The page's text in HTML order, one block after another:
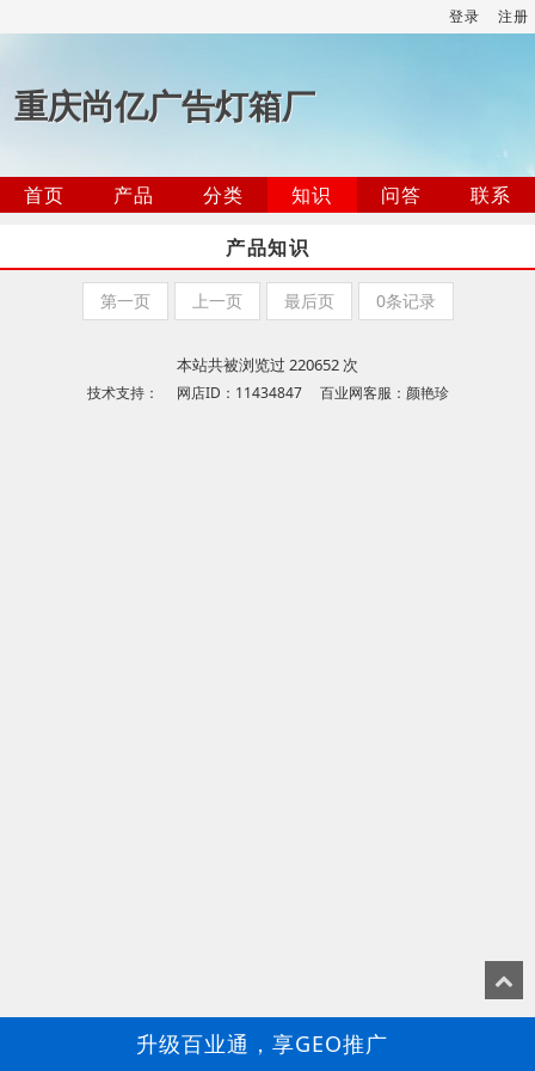
登录 注册
重庆尚亿广告灯箱厂
首页 产品 分类 知识 问答
联系
产品知识
第一页 上一页 最后页 0条记录
本站共被浏览过 220652 次
技术支持： 网店ID：11434847 百业网客服：颜艳珍
升级百业通，享GEO推广